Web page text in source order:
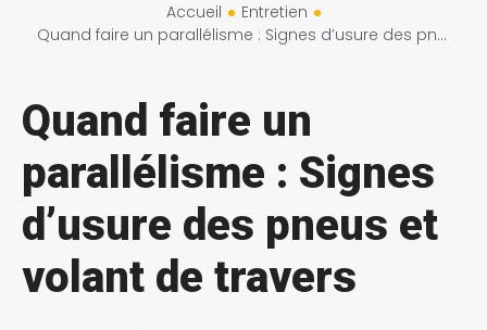
Accueil
Entretien
Quand faire un parallélisme : Signes d’usure des pneus et volant de travers
Quand faire un
parallélisme : Signes
d’usure des pneus et
volant de travers